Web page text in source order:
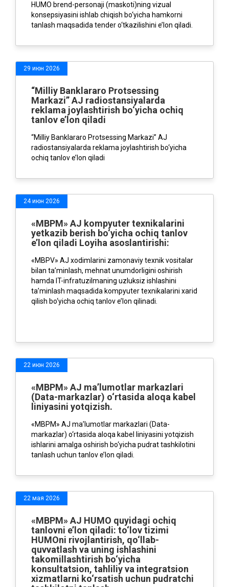
HUMO brend-personaji (maskoti)ning vizual
konsepsiyasini ishlab chiqish bo‘yicha hamkorni
tanlash maqsadida tender o‘tkazilishini e’lon qiladi.
29 июн 2026
“Milliy Banklararo Protsessing
Markazi” AJ radiostansiyalarda
reklama joylashtirish bo‘yicha ochiq
tanlov e’lon qiladi
“Milliy Banklararo Protsessing Markazi” AJ
radiostansiyalarda reklama joylashtirish bo‘yicha
ochiq tanlov e’lon qiladi
24 июн 2026
«МBPM» AJ kompyuter texnikalarini
yetkazib berish bo‘yicha ochiq tanlov
e’lon qiladi Loyiha asoslantirishi:
«MBPV» AJ xodimlarini zamonaviy texnik vositalar
bilan ta’minlash, mehnat unumdorligini oshirish
hamda IT-infratuzilmaning uzluksiz ishlashini
ta’minlash maqsadida kompyuter texnikalarini xarid
qilish bo‘yicha ochiq tanlov e’lon qilinadi.
22 июн 2026
«MBPM» AJ ma’lumotlar markazlari
(Data-markazlar) o‘rtasida aloqa kabel
liniyasini yotqizish.
«MBPM» AJ ma’lumotlar markazlari (Data-
markazlar) o‘rtasida aloqa kabel liniyasini yotqizish
ishlarini amalga oshirish bo‘yicha pudrat tashkilotini
tanlash uchun tanlov e’lon qiladi.
22 мая 2026
«MBPM» AJ HUMO quyidagi ochiq
tanlovni e’lon qiladi: to‘lov tizimi
HUMOni rivojlantirish, qo‘llab-
quvvatlash va uning ishlashini
takomillashtirish bo‘yicha
konsultatsion, tahliliy va integratsion
xizmatlarni ko‘rsatish uchun pudratchi